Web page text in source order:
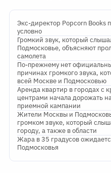
Экс-директор Popcorn Books
условно
Громкий звук, который
Подмосковье, объясняют
самолета
По-прежнему нет
причинах громкого звука,
всей Москве и Подмосковью
Аренда квартир в городах с
центрами начала дорожать
приемной кампании
Жители Москвы и
громком звуке, который
городу, а также в области
Жара в 35 градусов
Подмосковья